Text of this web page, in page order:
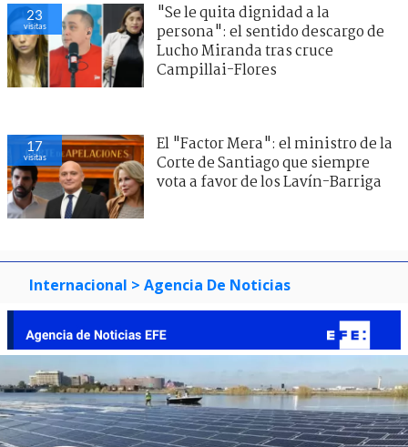
23
visitas
"Se le quita dignidad a la
persona": el sentido descargo de
Lucho Miranda tras cruce
Campillai-Flores
17
visitas
El "Factor Mera": el ministro de la
Corte de Santiago que siempre
vota a favor de los Lavín-Barriga
Internacional > Agencia De Noticias